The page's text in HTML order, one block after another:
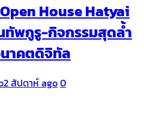
House Hatyai
นทัพกูรู-กิจกรรมสุดล้ำ
าคตดิจิทัล
2 สัปดาห์ ago0